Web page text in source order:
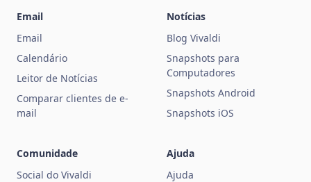
Email
Email
Calendário
Leitor de Notícias
Comparar clientes de e-
mail
Notícias
Blog Vivaldi
Snapshots para
Computadores
Snapshots Android
Snapshots iOS
Comunidade
Social do Vivaldi
Ajuda
Ajuda